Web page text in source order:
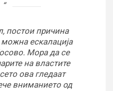
постои причина
ескалација
Мора да се
на властите
ова гледаат
вниманието од